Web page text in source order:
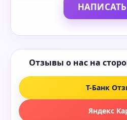
Отзывы о нас на
Т-Банк
Яндекс